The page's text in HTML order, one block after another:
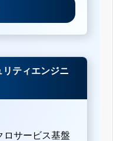
ティエンジニ
ロサービス基盤